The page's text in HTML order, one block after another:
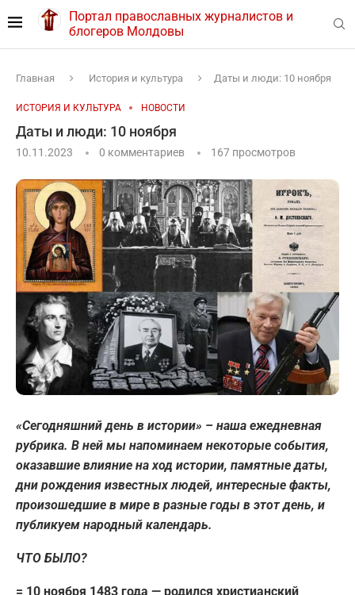
Портал православных журналистов и
блогеров Молдовы
Главная История и культура Даты и люди: 10 ноября
ИСТОРИЯ И КУЛЬТУРА НОВОСТИ
Даты и люди: 10 ноября
10.11.2023 0 комментариев 167 просмотров
«Сегодняшний день в истории» – наша ежедневная
рубрика. В ней мы напоминаем некоторые события,
оказавшие влияние на ход истории, памятные даты,
дни рождения известных людей, интересные факты,
произошедшие в мире в разные годы в этот день, и
публикуем народный календарь.
ЧТО БЫЛО?
= 10 ноября 1483 года — родился христианский